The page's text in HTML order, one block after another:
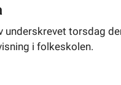
torsdag
i folkeskolen.